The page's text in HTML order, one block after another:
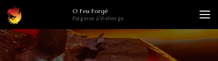
contenu
principal
O Feu Forgé
Forgeron à Vielverge